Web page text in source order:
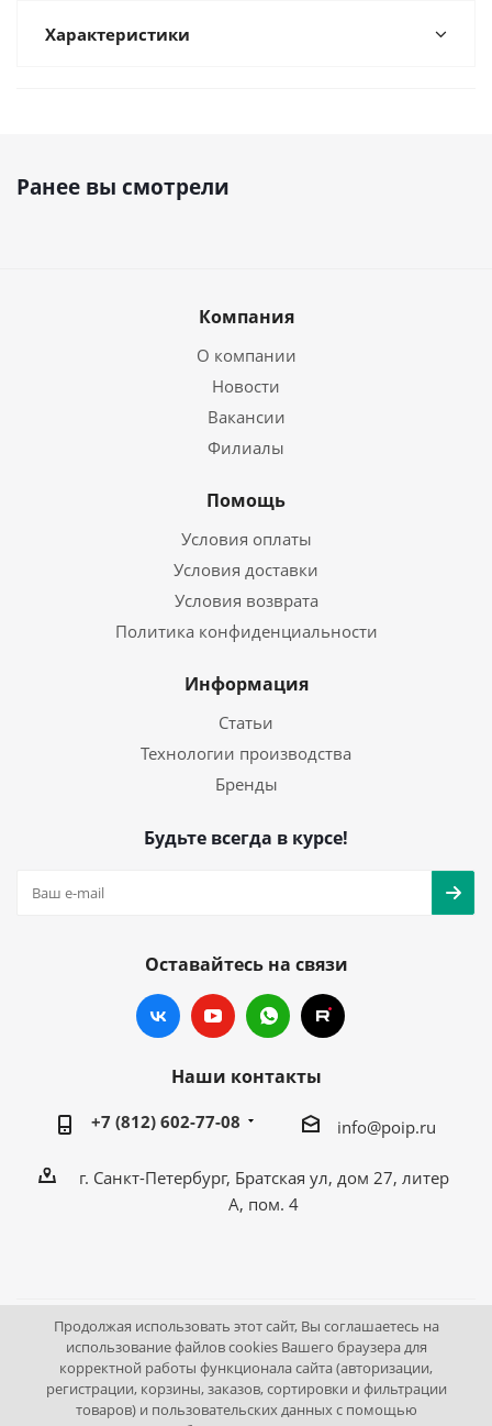
Характеристики
Ранее вы смотрели
Компания
О компании
Новости
Вакансии
Филиалы
Помощь
Условия оплаты
Условия доставки
Условия возврата
Политика конфиденциальности
Информация
Статьи
Технологии производства
Бренды
Будьте всегда в курсе!
Оставайтесь на связи
Наши контакты
+7 (812) 602-77-08 info@poip.ru
г. Санкт-Петербург, Братская ул, дом 27, литер
А, пом. 4
2009 - 2026 © Промышленное оборудование Интернет
портал.
195043, г. Санкт-Петербург, Братская ул, дом 27, литер А,
Продолжая использовать этот сайт, Вы соглашаетесь на
использование файлов cookies Вашего браузера для
корректной работы функционала сайта (авторизации,
регистрации, корзины, заказов, сортировки и фильтрации
товаров) и пользовательских данных с помощью